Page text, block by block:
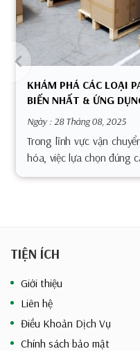
KHÁM PHÁ CÁC LOẠI
BIẾN NHẤT & ỨNG
Ngày : 28 Tháng 08, 2025
Trong lĩnh vực vận
hóa, việc lựa chọn đúng
hợp đóng vai trò vô
TIỆN ÍCH
Giới thiệu
Liên hệ
Điều Khoản Dịch Vụ
Chính sách bảo mật